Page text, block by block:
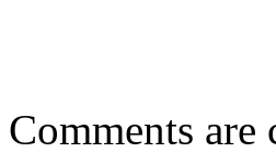
Comments are